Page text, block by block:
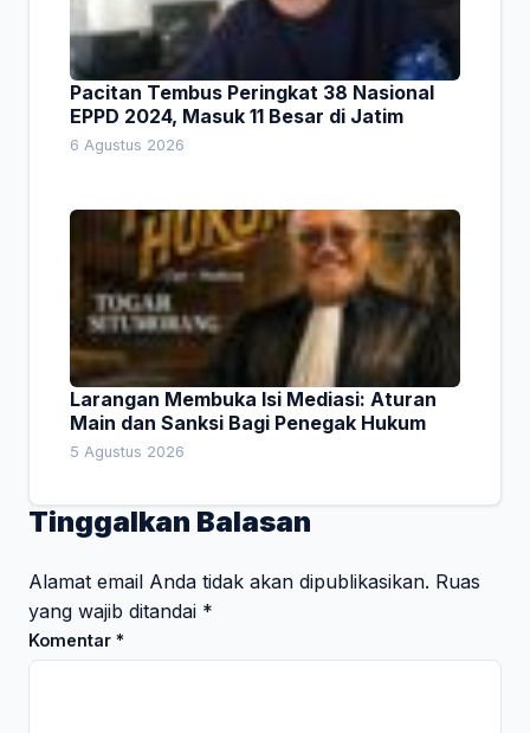
Pacitan Tembus Peringkat 38 Nasional
EPPD 2024, Masuk 11 Besar di Jatim
6 Agustus 2026
Larangan Membuka Isi Mediasi: Aturan
Main dan Sanksi Bagi Penegak Hukum
5 Agustus 2026
Tinggalkan Balasan
Alamat email Anda tidak akan dipublikasikan. Ruas
yang wajib ditandai *
Komentar *